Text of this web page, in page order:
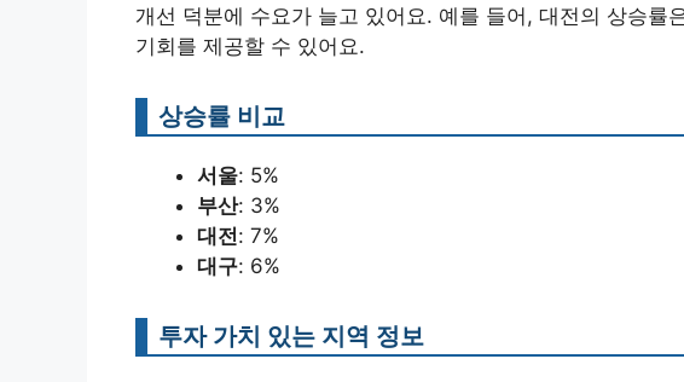
개선 덕분에 수요가 늘고 있어요. 예를 들어, 대전의 상승률
기회를 제공할 수 있어요.
상승률 비교
서울: 5%
부산: 3%
대전: 7%
대구: 6%
투자 가치 있는 지역 정보